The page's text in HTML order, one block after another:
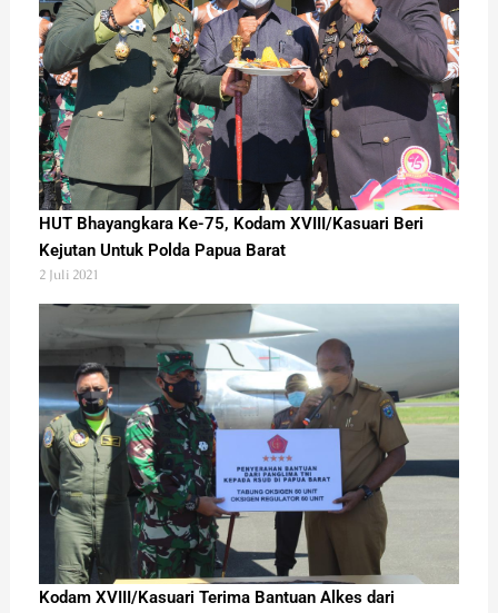
HUT Bhayangkara Ke-75, Kodam XVIII/Kasuari Beri
Kejutan Untuk Polda Papua Barat
2 Juli 2021
Kodam XVIII/Kasuari Terima Bantuan Alkes dari